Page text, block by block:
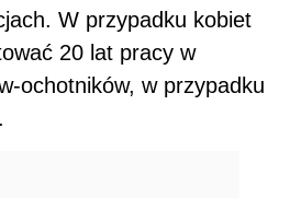
W przypadku kobiet
20 lat pracy w
ochotników, w przypadku